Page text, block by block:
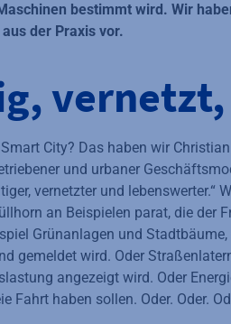
bestimmt wird. Wir
der Praxis vor.
City? Das haben wir
und urbaner
vernetzter und lebenswerter.“
an Beispielen parat, die der
Grünanlagen und
gemeldet wird. Oder
angezeigt wird. Oder
Fahrt haben sollen. Oder. Oder.